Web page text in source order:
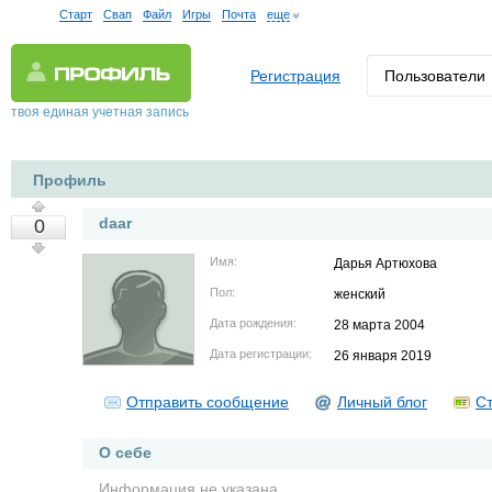
Старт Свап Файл Игры Почта еще
твоя единая учетная запись
Регистрация Пользователи
Профиль
0 daar
Имя: Дарья Артюхова
Пол: женский
Дата рождения: 28 марта 2004
Дата регистрации: 26 января 2019
Отправить сообщение Личный блог
О себе